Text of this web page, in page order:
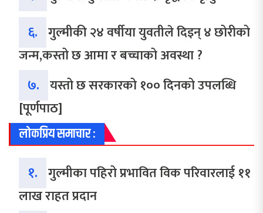
६. गुल्मीकी २४ वर्षीया युवतीले दिइन् ४ छोरीको
जन्म,कस्तो छ आमा र बच्चाको अवस्था ?
७. यस्तो छ सरकारको १०० दिनको उपलब्धि
[पूर्णपाठ]
लोकप्रिय समाचार :
१. गुल्मीका पहिरो प्रभावित विक परिवारलाई ११
लाख राहत प्रदान